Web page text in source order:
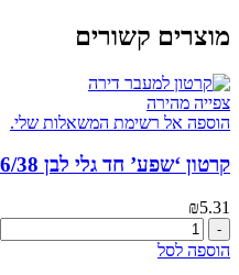
60
פוליפרופילן
מוצרים קשורים
צפייה מהירה
הוספה אל רשימת המשאלות שלי.
קרטון ‘שפע’ חד גלי לבן 50/36/38
₪5.31
כמות
של
הוספה לסל